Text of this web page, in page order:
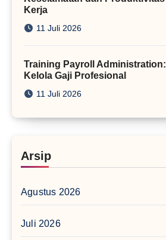
Kerja
11 Juli 2026
Training Payroll Administration:
Kelola Gaji Profesional
11 Juli 2026
Arsip
Agustus 2026
Juli 2026